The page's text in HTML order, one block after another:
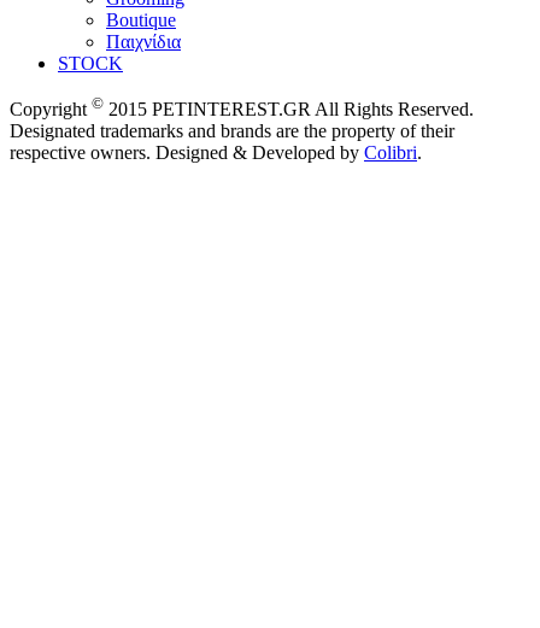
Boutique
Παιχνίδια
STOCK
Copyright © 2015 PETINTEREST.GR All Rights Reserved.
Designated trademarks and brands are the property of their
respective owners. Designed & Developed by Colibri.